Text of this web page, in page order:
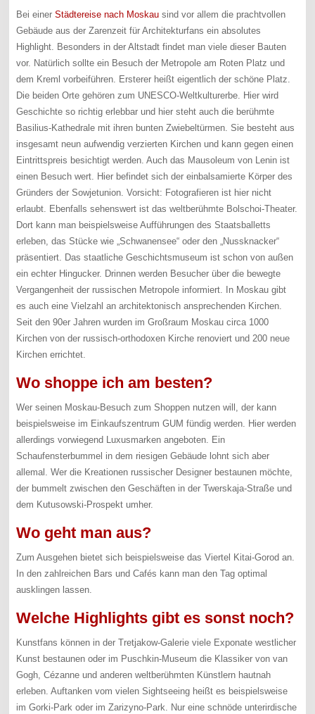
Bei einerStädtereise nach Moskau sind vor allem die prachtvollen
Gebäude aus der Zarenzeit für Architekturfans ein absolutes
Highlight. Besonders in der Altstadt findet man viele dieser Bauten
vor. Natürlich sollte ein Besuch der Metropole am Roten Platz und
dem Kreml vorbeiführen. Ersterer heißt eigentlich der schöne Platz.
Die beiden Orte gehören zum UNESCO-Weltkulturerbe. Hier wird
Geschichte so richtig erlebbar und hier steht auch die berühmte
Basilius-Kathedrale mit ihren bunten Zwiebeltürmen. Sie besteht aus
insgesamt neun aufwendig verzierten Kirchen und kann gegen einen
Eintrittspreis besichtigt werden. Auch das Mausoleum von Lenin ist
einen Besuch wert. Hier befindet sich der einbalsamierte Körper des
Gründers der Sowjetunion. Vorsicht: Fotografieren ist hier nicht
erlaubt. Ebenfalls sehenswert ist das weltberühmte Bolschoi-Theater.
Dort kann man beispielsweise Aufführungen des Staatsballetts
erleben, das Stücke wie „Schwanensee“ oder den „Nussknacker“
präsentiert. Das staatliche Geschichtsmuseum ist schon von außen
ein echter Hingucker. Drinnen werden Besucher über die bewegte
Vergangenheit der russischen Metropole informiert. In Moskau gibt
es auch eine Vielzahl an architektonisch ansprechenden Kirchen.
Seit den 90er Jahren wurden im Großraum Moskau circa 1000
Kirchen von der russisch-orthodoxen Kirche renoviert und 200 neue
Kirchen errichtet.
Wo shoppe ich am besten?
Wer seinen Moskau-Besuch zum Shoppen nutzen will, der kann
beispielsweise im Einkaufszentrum GUM fündig werden. Hier werden
allerdings vorwiegend Luxusmarken angeboten. Ein
Schaufensterbummel in dem riesigen Gebäude lohnt sich aber
allemal. Wer die Kreationen russischer Designer bestaunen möchte,
der bummelt zwischen den Geschäften in der Twerskaja-Straße und
dem Kutusowski-Prospekt umher.
Wo geht man aus?
Zum Ausgehen bietet sich beispielsweise das Viertel Kitai-Gorod an.
In den zahlreichen Bars und Cafés kann man den Tag optimal
ausklingen lassen.
Welche Highlights gibt es sonst noch?
Kunstfans können in der Tretjakow-Galerie viele Exponate westlicher
Kunst bestaunen oder im Puschkin-Museum die Klassiker von van
Gogh, Cézanne und anderen weltberühmten Künstlern hautnah
erleben. Auftanken vom vielen Sightseeing heißt es beispielsweise
im Gorki-Park oder im Zarizyno-Park. Nur eine schnöde unterirdische